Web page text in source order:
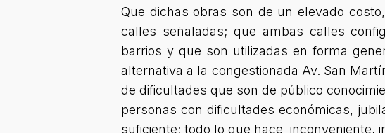
Que dichas obras son de un elevado
calles señaladas; que ambas calles
barrios y que son utilizadas en forma
alternativa a la congestionada Av. San
de dificultades que son de público
personas con dificultades económicas,
suficiente; todo lo que hace inconveniente,